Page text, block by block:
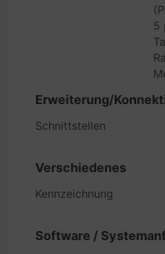
5
Erweiterung/
Schnittstellen
Verschiedenes
Kennzeichnung
Software /